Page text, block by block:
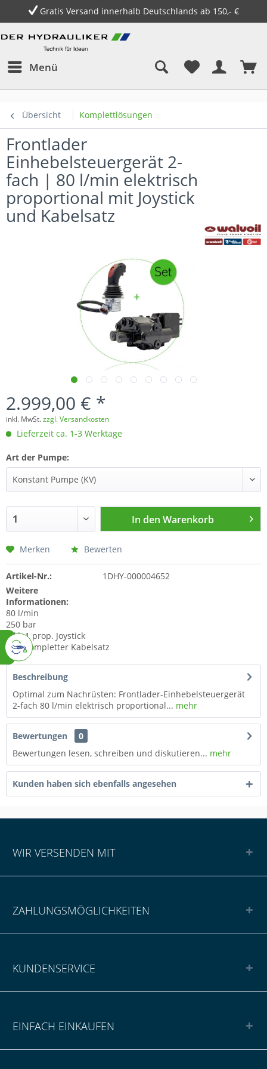
Gratis Versand innerhalb Deutschlands ab 150,- €
Menü
Übersicht Komplettlösungen
Frontlader
Einhebelsteuergerät 2-
fach | 80 l/min elektrisch
proportional mit Joystick
und Kabelsatz
2.999,00 € *
inkl. MwSt.zzgl. Versandkosten
Lieferzeit ca. 1-3 Werktage
Art der Pumpe:
In den Warenkorb
Merken Bewerten
Artikel-Nr.:
1DHY-000004652
Weitere
Informationen:
80 l/min
250 bar
inkl. 1 prop. Joystick
inkl. kompletter Kabelsatz
Beschreibung
Optimal zum Nachrüsten: Frontlader-Einhebelsteuergerät
2-fach 80 l/min elektrisch proportional... mehr
Bewertungen
0
Bewertungen lesen, schreiben und diskutieren... mehr
Kunden haben sich ebenfalls angesehen
WIR VERSENDEN MIT
ZAHLUNGSMÖGLICHKEITEN
KUNDENSERVICE
EINFACH EINKAUFEN